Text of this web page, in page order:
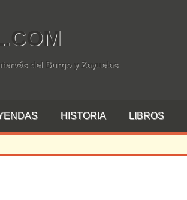
del Burgo y Zayuelas
HISTORIA LIBROS